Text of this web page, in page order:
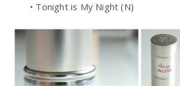
• Tonight is My Night (N)